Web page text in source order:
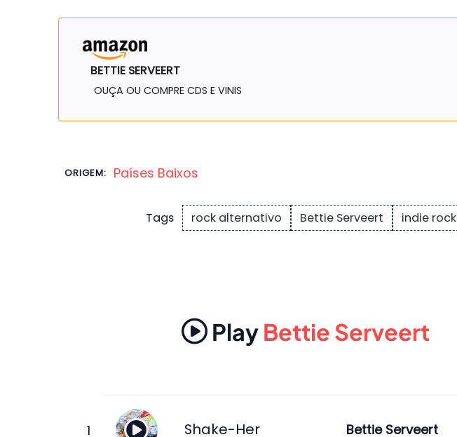
BETTIE SERVEERT
OUÇA OU COMPRE CDS E VINIS
ORIGEM: Países Baixos
Tags rock alternativo Bettie Serveert indie rock
PlayBettie Serveert
Shake-Her Bettie Serveert